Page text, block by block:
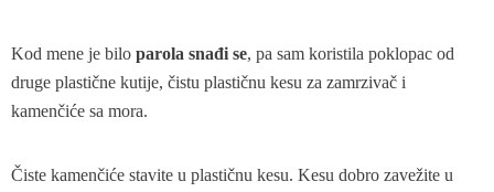
Kod mene je bilo parola snađi se, pa sam koristila poklopac od
druge plastične kutije, čistu plastičnu kesu za zamrzivač i
kamenčiće sa mora.
Čiste kamenčiće stavite u plastičnu kesu. Kesu dobro zavežite u